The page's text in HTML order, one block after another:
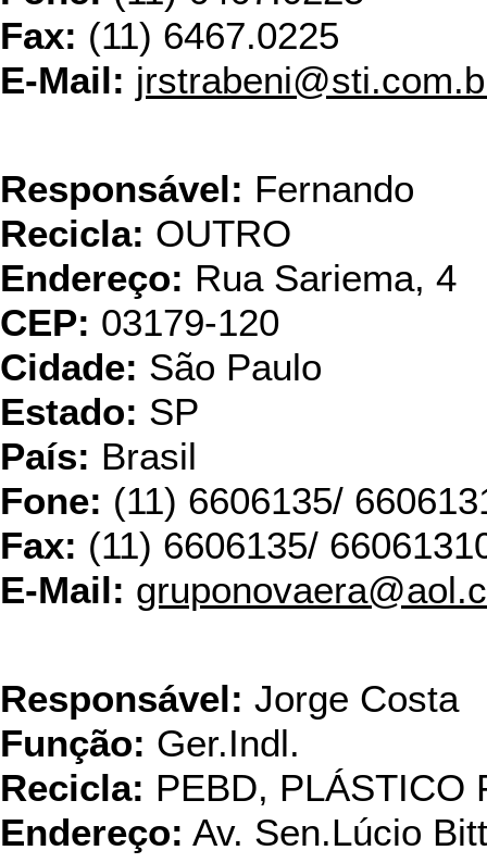
Fax: (11) 6467.0225
E-Mail:
Responsável: Fernando
Recicla: OUTRO
Endereço: Rua Sariema, 4
CEP: 03179-120
Cidade: São Paulo
Estado: SP
País: Brasil
Fone: (11) 6606135/
Fax: (11) 6606135/
E-Mail:
Responsável: Jorge Costa
Função: Ger.Indl.
Recicla: PEBD, PLÁSTICO
Endereço: Av. Sen.Lúcio